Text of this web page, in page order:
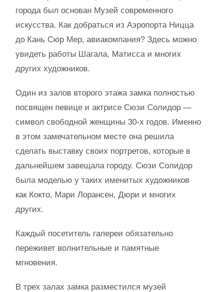
города был основан Музей современного
искусства. Как добраться из Аэропорта Ницца
до Кань Сюр Мер, авиакомпания? Здесь можно
увидеть работы Шагала, Матисса и многих
других художников.
Один из залов второго этажа замка полностью
посвящен певице и актрисе Сюзи Солидор —
символ свободной женщины 30-х годов. Именно
в этом замечательном месте она решила
сделать выставку своих портретов, которые в
дальнейшем завещала городу. Сюзи Солидор
была моделью у таких именитых художников
как Кокто, Мари Лорансен, Дюри и многих
других.
Каждый посетитель галереи обязательно
переживет волнительные и памятные
мгновения.
В трех залах замка разместился музей